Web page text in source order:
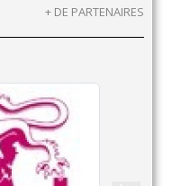
+ DE PARTENAIRES